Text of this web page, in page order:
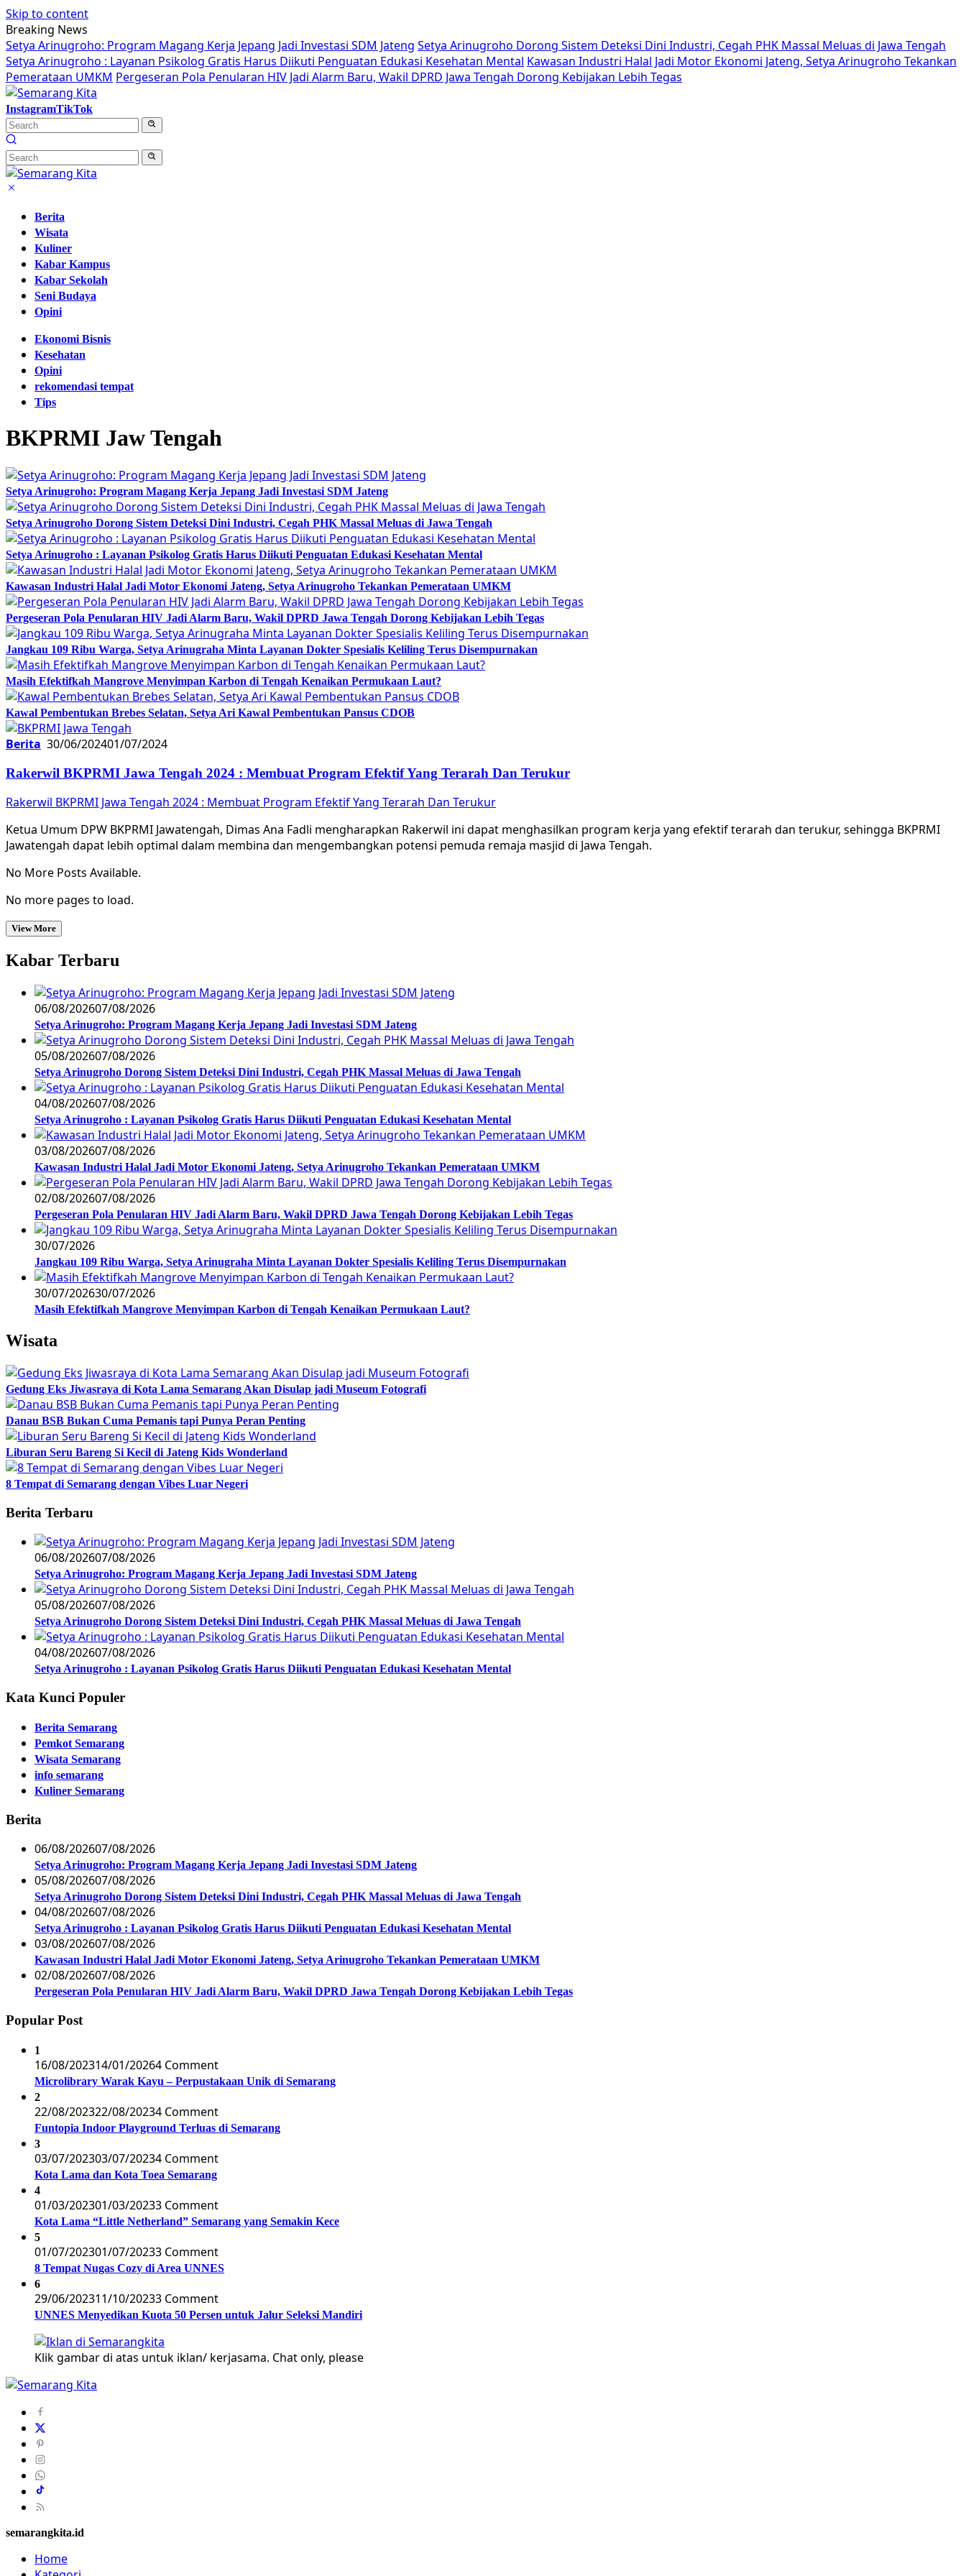
Skip to content
Breaking News
Setya Arinugroho: Program Magang Kerja Jepang Jadi Investasi SDM Jateng Setya Arinugroho Dorong Sistem Deteksi Dini Industri, Cegah PHK Massal Meluas di Jawa Tengah
Setya Arinugroho : Layanan Psikolog Gratis Harus Diikuti Penguatan Edukasi Kesehatan Mental Kawasan Industri Halal Jadi Motor Ekonomi Jateng, Setya Arinugroho Tekankan
Pemerataan UMKM Pergeseran Pola Penularan HIV Jadi Alarm Baru, Wakil DPRD Jawa Tengah Dorong Kebijakan Lebih Tegas
InstagramTikTok
Berita
Wisata
Kuliner
Kabar Kampus
Kabar Sekolah
Seni Budaya
Opini
Ekonomi Bisnis
Kesehatan
Opini
rekomendasi tempat
Tips
BKPRMI Jaw Tengah
Setya Arinugroho: Program Magang Kerja Jepang Jadi Investasi SDM Jateng
Setya Arinugroho Dorong Sistem Deteksi Dini Industri, Cegah PHK Massal Meluas di Jawa Tengah
Setya Arinugroho : Layanan Psikolog Gratis Harus Diikuti Penguatan Edukasi Kesehatan Mental
Kawasan Industri Halal Jadi Motor Ekonomi Jateng, Setya Arinugroho Tekankan Pemerataan UMKM
Pergeseran Pola Penularan HIV Jadi Alarm Baru, Wakil DPRD Jawa Tengah Dorong Kebijakan Lebih Tegas
Jangkau 109 Ribu Warga, Setya Arinugraha Minta Layanan Dokter Spesialis Keliling Terus Disempurnakan
Masih Efektifkah Mangrove Menyimpan Karbon di Tengah Kenaikan Permukaan Laut?
Kawal Pembentukan Brebes Selatan, Setya Ari Kawal Pembentukan Pansus CDOB
Berita 30/06/202401/07/2024
Rakerwil BKPRMI Jawa Tengah 2024 : Membuat Program Efektif Yang Terarah Dan Terukur
Rakerwil BKPRMI Jawa Tengah 2024 : Membuat Program Efektif Yang Terarah Dan Terukur
Ketua Umum DPW BKPRMI Jawatengah, Dimas Ana Fadli mengharapkan Rakerwil ini dapat menghasilkan program kerja yang efektif terarah dan terukur, sehingga BKPRMI
Jawatengah dapat lebih optimal dalam membina dan mengembangkan potensi pemuda remaja masjid di Jawa Tengah.
No More Posts Available.
No more pages to load.
View More
Kabar Terbaru
06/08/202607/08/2026
Setya Arinugroho: Program Magang Kerja Jepang Jadi Investasi SDM Jateng
05/08/202607/08/2026
Setya Arinugroho Dorong Sistem Deteksi Dini Industri, Cegah PHK Massal Meluas di Jawa Tengah
04/08/202607/08/2026
Setya Arinugroho : Layanan Psikolog Gratis Harus Diikuti Penguatan Edukasi Kesehatan Mental
03/08/202607/08/2026
Kawasan Industri Halal Jadi Motor Ekonomi Jateng, Setya Arinugroho Tekankan Pemerataan UMKM
02/08/202607/08/2026
Pergeseran Pola Penularan HIV Jadi Alarm Baru, Wakil DPRD Jawa Tengah Dorong Kebijakan Lebih Tegas
30/07/2026
Jangkau 109 Ribu Warga, Setya Arinugraha Minta Layanan Dokter Spesialis Keliling Terus Disempurnakan
30/07/202630/07/2026
Masih Efektifkah Mangrove Menyimpan Karbon di Tengah Kenaikan Permukaan Laut?
Wisata
Gedung Eks Jiwasraya di Kota Lama Semarang Akan Disulap jadi Museum Fotografi
Danau BSB Bukan Cuma Pemanis tapi Punya Peran Penting
Liburan Seru Bareng Si Kecil di Jateng Kids Wonderland
8 Tempat di Semarang dengan Vibes Luar Negeri
Berita Terbaru
06/08/202607/08/2026
Setya Arinugroho: Program Magang Kerja Jepang Jadi Investasi SDM Jateng
05/08/202607/08/2026
Setya Arinugroho Dorong Sistem Deteksi Dini Industri, Cegah PHK Massal Meluas di Jawa Tengah
04/08/202607/08/2026
Setya Arinugroho : Layanan Psikolog Gratis Harus Diikuti Penguatan Edukasi Kesehatan Mental
Kata Kunci Populer
Berita Semarang
Pemkot Semarang
Wisata Semarang
info semarang
Kuliner Semarang
Berita
06/08/202607/08/2026
Setya Arinugroho: Program Magang Kerja Jepang Jadi Investasi SDM Jateng
05/08/202607/08/2026
Setya Arinugroho Dorong Sistem Deteksi Dini Industri, Cegah PHK Massal Meluas di Jawa Tengah
04/08/202607/08/2026
Setya Arinugroho : Layanan Psikolog Gratis Harus Diikuti Penguatan Edukasi Kesehatan Mental
03/08/202607/08/2026
Kawasan Industri Halal Jadi Motor Ekonomi Jateng, Setya Arinugroho Tekankan Pemerataan UMKM
02/08/202607/08/2026
Pergeseran Pola Penularan HIV Jadi Alarm Baru, Wakil DPRD Jawa Tengah Dorong Kebijakan Lebih Tegas
Popular Post
1
16/08/202314/01/20264 Comment
Microlibrary Warak Kayu – Perpustakaan Unik di Semarang
2
22/08/202322/08/20234 Comment
Funtopia Indoor Playground Terluas di Semarang
3
03/07/202303/07/20234 Comment
Kota Lama dan Kota Toea Semarang
4
01/03/202301/03/20233 Comment
Kota Lama “Little Netherland” Semarang yang Semakin Kece
5
01/07/202301/07/20233 Comment
8 Tempat Nugas Cozy di Area UNNES
6
29/06/202311/10/20233 Comment
UNNES Menyedikan Kuota 50 Persen untuk Jalur Seleksi Mandiri
Klik gambar di atas untuk iklan/ kerjasama. Chat only, please
semarangkita.id
Home